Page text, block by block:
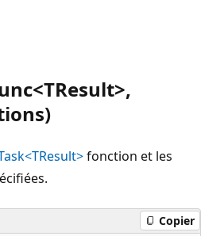
fonction et les
Copier